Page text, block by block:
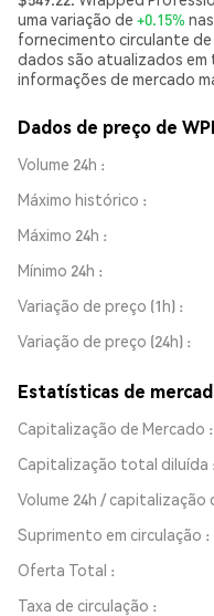
uma variação de +0.15%
fornecimento circulante de
dados são atualizados em
informações de mercado
Dados de preço de
Volume 24h
Máximo histórico
Máximo 24h
Mínimo 24h
Variação de preço (1h)
Variação de preço (24h)
Estatísticas de
Capitalização de Mercado
Capitalização total diluída
Volume 24h / capitalização
Suprimento em circulação
Oferta Total
Taxa de circulação